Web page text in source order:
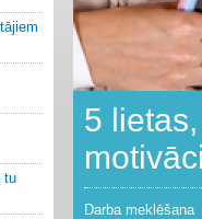
tu
5
Darba meklēšana